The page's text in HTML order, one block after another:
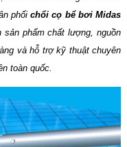
phốichổi cọ bể bơi Midas
sản phẩm chất lượng, nguồn
và hỗ trợ kỹ thuật chuyên
toàn quốc.